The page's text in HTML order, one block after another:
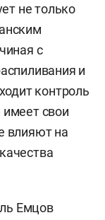
не только
с
и
контроль
свои
влияют на
Емцов